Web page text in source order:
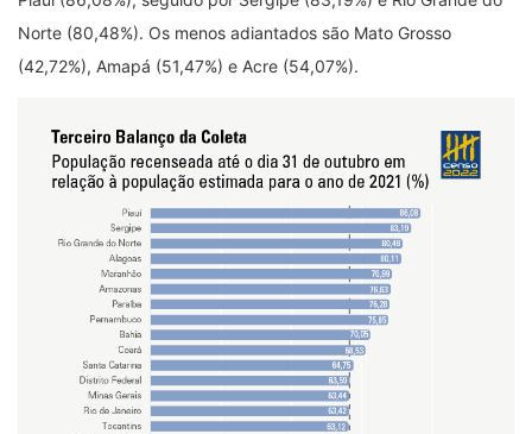
Norte (80,48%). Os menos adiantados são Mato Grosso
(42,72%), Amapá (51,47%) e Acre (54,07%).